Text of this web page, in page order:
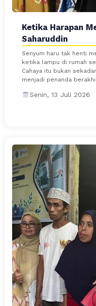
Ketika Harapan
Saharuddin
Senyum haru tak henti
ketika lampu di rumah
Cahaya itu bukan
menjadi penanda
Senin, 13 Juli 2026